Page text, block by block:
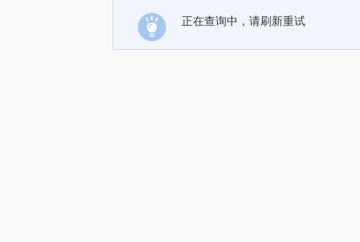
正在查询中，请刷新重试